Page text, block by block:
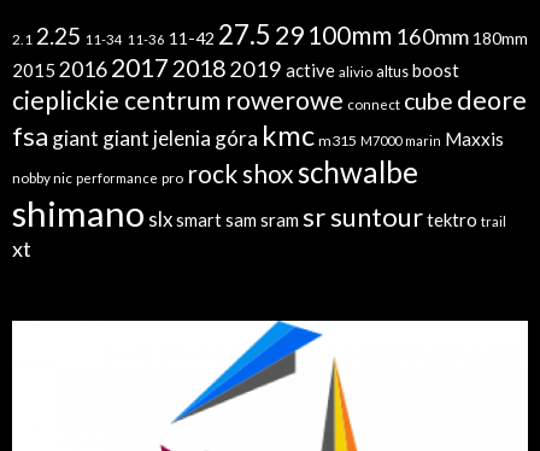
2.1 2.25 11-34 11-36 11-42 27.5 29 100mm 160mm 180mm
2015 20162017 20182019 active alivio altus boost
cieplickie centrum rowerowe connect cube deore
fsa giant giant jelenia góra kmc m315 M7000 marin Maxxis
nobby nic performance pro rock shoxschwalbe
shimano slxsmart sam sramsr suntourtektro trail
xt